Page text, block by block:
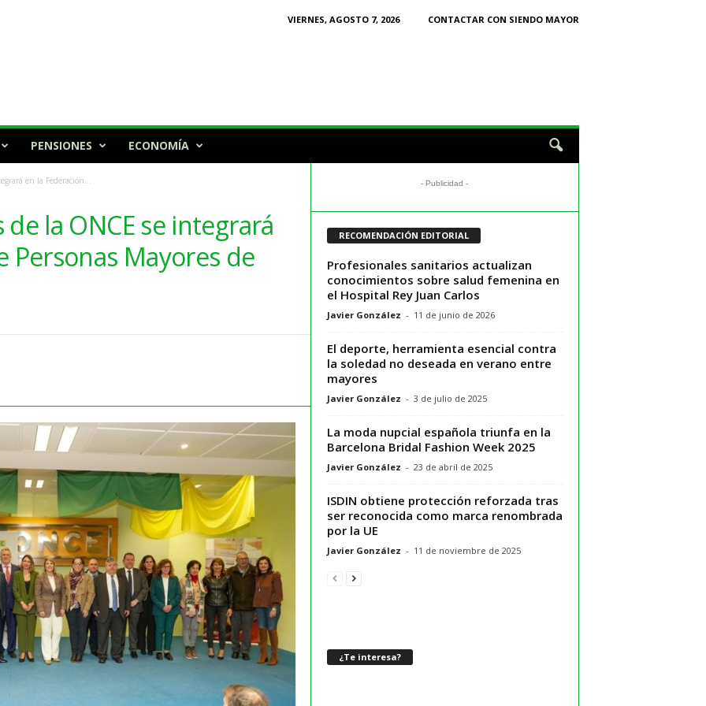
VIERNES, AGOSTO 7, 2026
CONTACTAR CON SIENDO MAYOR
PENSIONES ECONOMÍA
en la Federación...
la ONCE se integrará
Personas Mayores de
- Publicidad -
RECOMENDACIÓN EDITORIAL
Profesionales sanitarios actualizan
conocimientos sobre salud femenina en
el Hospital Rey Juan Carlos
Javier González - 11 de junio de 2026
El deporte, herramienta esencial contra
la soledad no deseada en verano entre
mayores
Javier González - 3 de julio de 2025
La moda nupcial española triunfa en la
Barcelona Bridal Fashion Week 2025
Javier González - 23 de abril de 2025
ISDIN obtiene protección reforzada tras
ser reconocida como marca renombrada
por la UE
Javier González - 11 de noviembre de 2025
¿Te interesa?